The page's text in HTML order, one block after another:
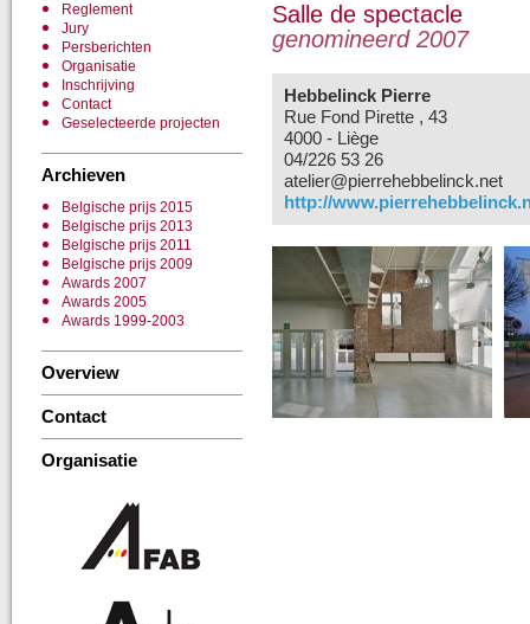
Reglement
Jury
Persberichten
Organisatie
Inschrijving
Contact
Geselecteerde projecten
Archieven
Belgische prijs 2015
Belgische prijs 2013
Belgische prijs 2011
Belgische prijs 2009
Awards 2007
Awards 2005
Awards 1999-2003
Overview
Contact
Organisatie
Salle de spectacle
genomineerd 2007
Hebbelinck Pierre
Rue Fond Pirette , 43
4000 - Liège
04/226 53 26
atelier@pierrehebbelinck.net
http://